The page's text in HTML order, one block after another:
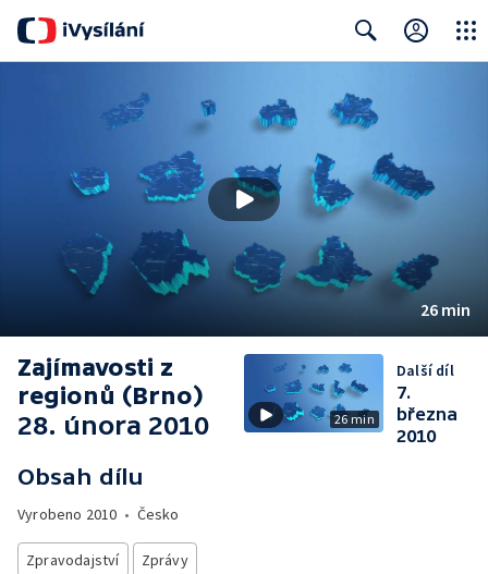
26 min
Zajímavosti z
regionů (Brno)
28. února 2010
Obsah dílu
Vyrobeno 2010 • Česko
Zpravodajství
Zprávy
26 min
Další díl
7.
března
2010